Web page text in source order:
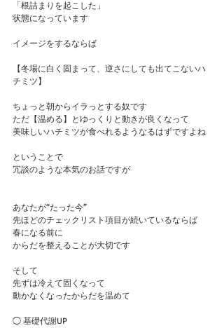
「根詰まりを起こした」
状態になっています
イメージをするならば
【冬場に白く固まって、逆さにしても出てこないハ
チミツ】
ちょっと朝からイラっとする奴です
ただ【温める】とゆっくりと動きが良くなって
美味しいハチミツが食べれるようなるはずですよね
ということで
冗談のような本気のお話ですが
あなたが“たった今”
先ほどのチェックリスト項目が続いているならば
春になる前に
からだを整えることが大切です
そして
先ずは冷えて固くなって
動かなくなったからだを温めて
◯ 基礎代謝UP